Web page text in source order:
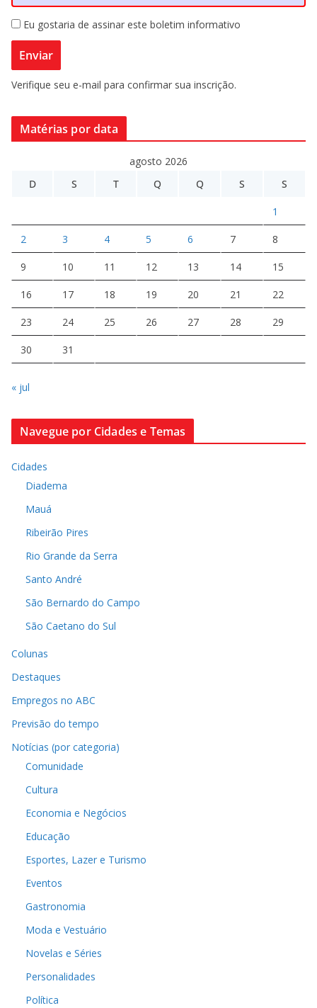
Eu gostaria de assinar este boletim informativo
Verifique seu e-mail para confirmar sua inscrição.
Matérias por data
agosto 2026
D
S T Q Q S S
1
2 3 4 5 6 7 8
9 10 11 12 13 14 15
16 17 18 19 20 21 22
23 24 25 26 27 28 29
30 31
« jul
Navegue por Cidades e Temas
Cidades
Diadema
Mauá
Ribeirão Pires
Rio Grande da Serra
Santo André
São Bernardo do Campo
São Caetano do Sul
Colunas
Destaques
Empregos no ABC
Previsão do tempo
Notícias (por categoria)
Comunidade
Cultura
Economia e Negócios
Educação
Esportes, Lazer e Turismo
Eventos
Gastronomia
Moda e Vestuário
Novelas e Séries
Personalidades
Política